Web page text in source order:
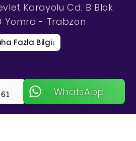
Karayolu Cd. B Blok
Yomra - Trabzon
Fazla Bilgi↓
WhatsApp